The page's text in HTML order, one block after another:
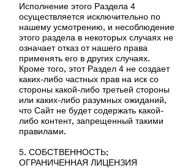
Исполнение этого Раздела 4
осуществляется исключительно по
нашему усмотрению, и несоблюдение
этого раздела в некоторых случаях не
означает отказ от нашего права
применять его в других случаях.
Кроме того, этот Раздел 4 не создает
каких-либо частных прав на иск со
стороны какой-либо третьей стороны
или каких-либо разумных ожиданий,
что Сайт не будет содержать какой-
либо контент, запрещенный такими
правилами.
5. СОБСТВЕННОСТЬ;
ОГРАНИЧЕННАЯ ЛИЦЕНЗИЯ